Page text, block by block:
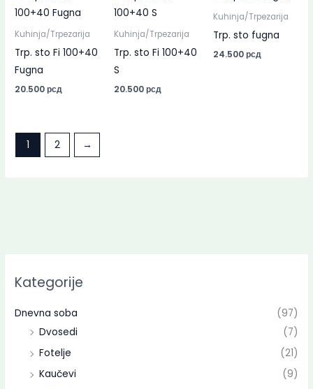
Kategorije
Dnevna soba
(97)
Dvosedi
(7)
Fotelje
(21)
Kaučevi
(9)
Kuhinja/Trpezarija
Trp. sto Fi 100+40
Fugna
20.500рсд
Kuhinja/Trpezarija
Trp. sto Fi 100+40
S
20.500рсд
Kuhinja/Trpezarija
Trp. sto fugna
24.500рсд
1 2 →